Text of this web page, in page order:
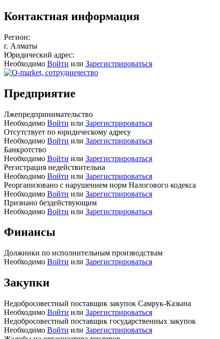
Контактная информация
Регион:
г. Алматы
Юридический адрес:
Необходимо Войти или Зарегистрироваться
Предприятие
Лжепредпринимательство
Необходимо Войти или Зарегистрироваться
Отсутствует по юридическому адресу
Необходимо Войти или Зарегистрироваться
Банкротство
Необходимо Войти или Зарегистрироваться
Регистрация недействительна
Необходимо Войти или Зарегистрироваться
Реорганизовано с нарушением норм Налогового кодекса
Необходимо Войти или Зарегистрироваться
Признано бездействующим
Необходимо Войти или Зарегистрироваться
Финансы
Должники по исполнительным производствам
Необходимо Войти или Зарегистрироваться
Закупки
Недобросовестный поставщик закупок Самрук-Казына
Необходимо Войти или Зарегистрироваться
Недобросовестный поставщик государственных закупок
Необходимо Войти или Зарегистрироваться